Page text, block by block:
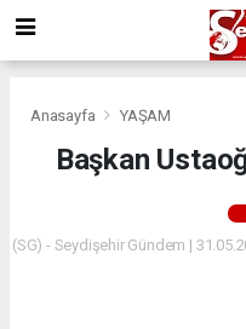
Anasayfa YAŞAM
Başkan
(SG) - Seydişehir Gündem |